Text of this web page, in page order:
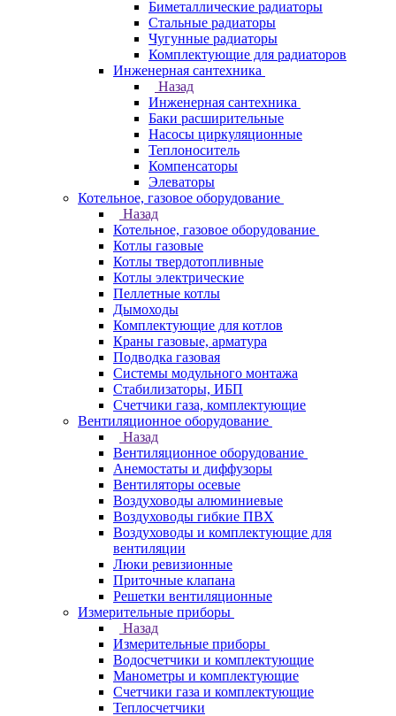
Биметаллические радиаторы
Стальные радиаторы
Чугунные радиаторы
Комплектующие для радиаторов
Инженерная сантехника
Назад
Инженерная сантехника
Баки расширительные
Насосы циркуляционные
Теплоноситель
Компенсаторы
Элеваторы
Котельное, газовое оборудование
Назад
Котельное, газовое оборудование
Котлы газовые
Котлы твердотопливные
Котлы электрические
Пеллетные котлы
Дымоходы
Комплектующие для котлов
Краны газовые, арматура
Подводка газовая
Системы модульного монтажа
Стабилизаторы, ИБП
Счетчики газа, комплектующие
Вентиляционное оборудование
Назад
Вентиляционное оборудование
Анемостаты и диффузоры
Вентиляторы осевые
Воздуховоды алюминиевые
Воздуховоды гибкие ПВХ
Воздуховоды и комплектующие для
вентиляции
Люки ревизионные
Приточные клапана
Решетки вентиляционные
Измерительные приборы
Назад
Измерительные приборы
Водосчетчики и комплектующие
Манометры и комплектующие
Счетчики газа и комплектующие
Теплосчетчики